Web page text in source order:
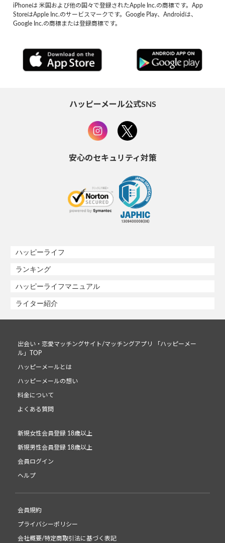
iPhoneは 米国および他の国々で登録されたApple Inc.の商標です。App
StoreはApple Inc.のサービスマークです。Google Play、Androidは、
Google Inc.の商標または登録商標です。
ハッピーメール公式SNS
安心のセキュリティ対策
ハッピーライフ
ランキング
ハッピーライフマニュアル
ライター紹介
出会い・恋愛マッチングサイト/マッチングアプリ 「ハッピーメー
ル」TOP
ハッピーメールとは
ハッピーメールの想い
料金について
よくある質問
新規女性会員登録 18歳以上
新規男性会員登録 18歳以上
会員ログイン
ヘルプ
会員規約
プライバシーポリシー
会社概要/特定商取引法に基づく表記